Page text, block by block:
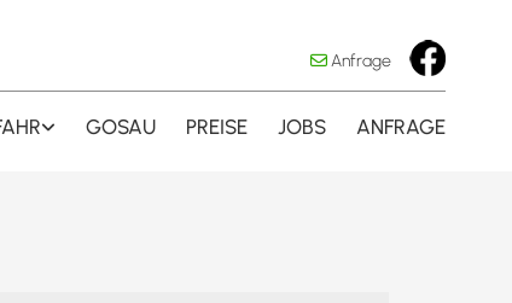
 Anfrage
GOSAU PREISE JOBS ANFRAGE